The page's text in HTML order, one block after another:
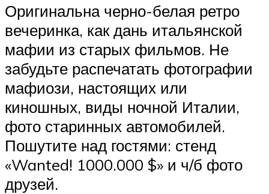
Оригинальна черно-белая ретро
вечеринка, как дань итальянской
мафии из старых фильмов. Не
забудьте распечатать фотографии
мафиози, настоящих или
киношных, виды ночной Италии,
фото старинных автомобилей.
Пошутите над гостями: стенд
«Wanted! 1000.000 $» и ч/б фото
друзей.